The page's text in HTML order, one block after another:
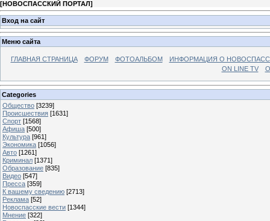
[НОВОСПАССКИЙ ПОРТАЛ]
Вход на сайт
Меню сайта
ГЛАВНАЯ СТРАНИЦА ФОРУМ ФОТОАЛЬБОМ
ИНФОРМАЦИЯ О
ON LINE TV
Categories
Общество [3239]
Происшествия [1631]
Спорт [1568]
Афиша [500]
Культура [961]
Экономика [1056]
Авто [1261]
Криминал [1371]
Образование [835]
Видео [547]
Пресса [359]
К вашему сведению [2713]
Реклама [52]
Новоспасские вести [1344]
Мнение [322]